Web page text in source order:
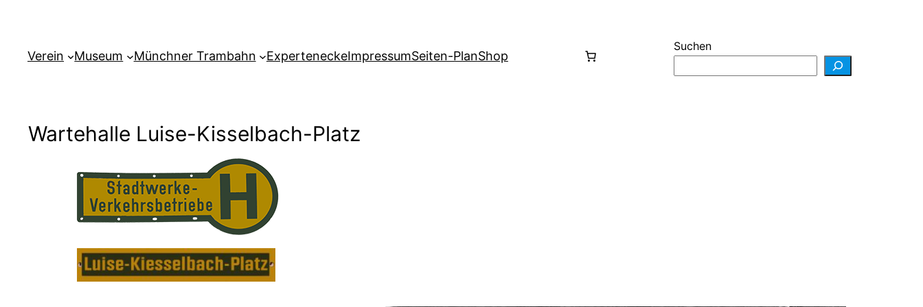
Verein Museum Münchner Trambahn ExperteneckeImpressumSeiten-PlanShop
Suchen
Wartehalle Luise-Kisselbach-Platz